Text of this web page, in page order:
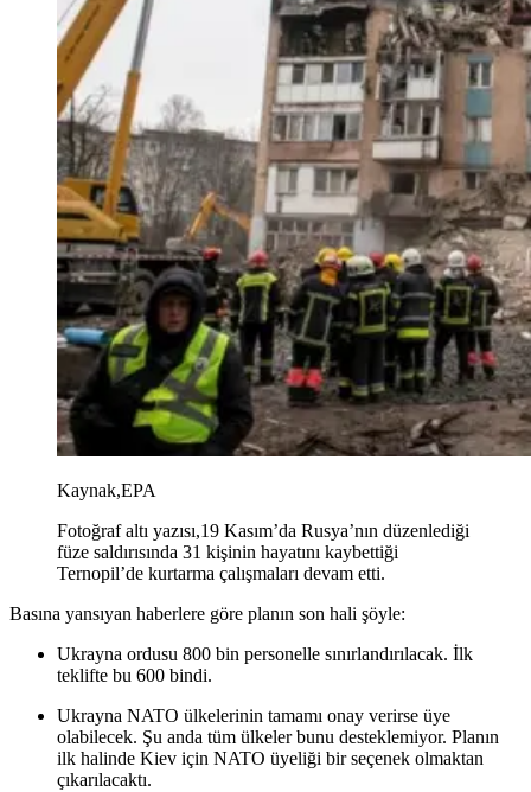
Kaynak,EPA
Fotoğraf altı yazısı,19 Kasım’da Rusya’nın düzenlediği
füze saldırısında 31 kişinin hayatını kaybettiği
Ternopil’de kurtarma çalışmaları devam etti.
Basına yansıyan haberlere göre planın son hali şöyle:
Ukrayna ordusu 800 bin personelle sınırlandırılacak. İlk
teklifte bu 600 bindi.
Ukrayna NATO ülkelerinin tamamı onay verirse üye
olabilecek. Şu anda tüm ülkeler bunu desteklemiyor. Planın
ilk halinde Kiev için NATO üyeliği bir seçenek olmaktan
çıkarılacaktı.